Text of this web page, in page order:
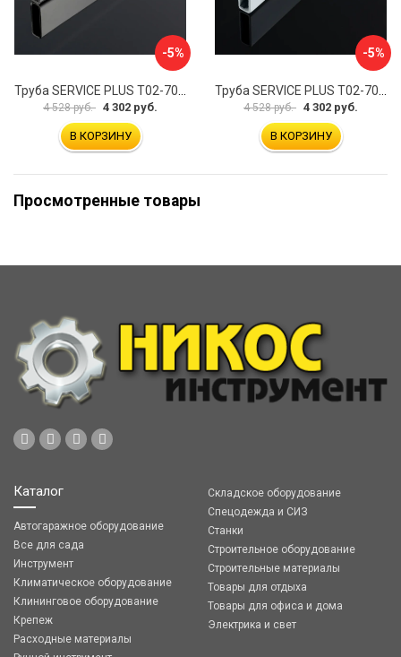
-5%
4 528 руб. 4 302 руб.
В КОРЗИНУ
-5%
4 528 руб. 4 302 руб.
В КОРЗИНУ
Просмотренные товары
Каталог
Автогаражное оборудование
Все для сада
Инструмент
Климатическое оборудование
Клининговое оборудование
Крепеж
Расходные материалы
Складское оборудование
Спецодежда и СИЗ
Станки
Строительное оборудование
Строительные материалы
Товары для отдыха
Товары для офиса и дома
Электрика и свет